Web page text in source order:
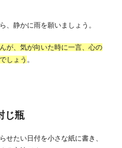
、静かに雨を願いましょう。
が、気が向いた時に一言、心の
しょう 。
じ瓶
せたい日付を小さな紙に書き、